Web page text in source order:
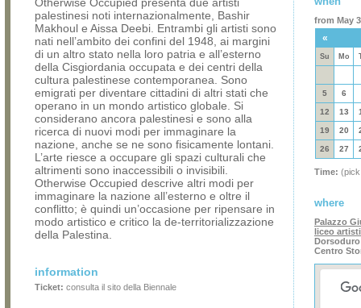
palestinesi noti internazionalmente, Bashir
Makhoul e Aissa Deebi. Entrambi gli artisti sono
nati nell’ambito dei confini del 1948, ai margini
di un altro stato nella loro patria e all’esterno
della Cisgiordania occupata e dei centri della
cultura palestinese contemporanea. Sono
emigrati per diventare cittadini di altri stati che
operano in un mondo artistico globale. Si
considerano ancora palestinesi e sono alla
ricerca di nuovi modi per immaginare la
nazione, anche se ne sono fisicamente lontani.
L’arte riesce a occupare gli spazi culturali che
altrimenti sono inaccessibili o invisibili.
Otherwise Occupied descrive altri modi per
immaginare la nazione all’esterno e oltre il
conflitto; è quindi un’occasione per ripensare in
modo artistico e critico la de-territorializzazione
della Palestina.
information
Ticket: consulta il sito della Biennale
from May
«
Su Mo
5 6
12 13
19 20
26 27
Time:
where
Palazzo
liceo
Dorsoduro
Centro